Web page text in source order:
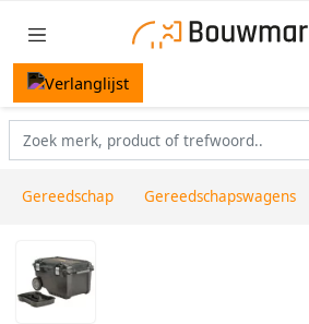
Gereedschap Gereedschapswagens